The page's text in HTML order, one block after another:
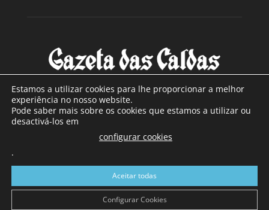
SOBRE NÓS
Com sede nas Caldas da Rainha e mais de 90 anos de
a sul de distrito de Leiria, com mais de 40.000 leitores por
toda a região Oeste. Jornal com distribuição em Portugal
Continental e assinatura online.
Estamos a utilizar cookies para lhe proporcionar a melhor
experiência no nosso website.
Pode saber mais sobre os cookies que estamos a utilizar ou
desactivá-los em
configurar cookies
.
Aceitar todas
Configurar Cookies